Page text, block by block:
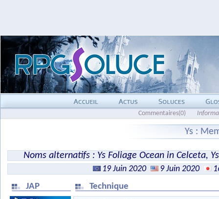
Commentaires(0)
Ys :
Noms alternatifs : Ys Foliage Ocean in Celceta,
19 Juin 2020 9 Juin 2020
JAP
Technique